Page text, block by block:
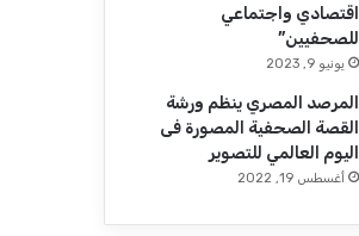
اقتصادي واجتماعي
للصحفيين”
يونيو 9, 2023
المرصد المصري ينظم ورشة
القصة الصحفية المصورة فى
اليوم العالمي للتصوير
أغسطس 19, 2022